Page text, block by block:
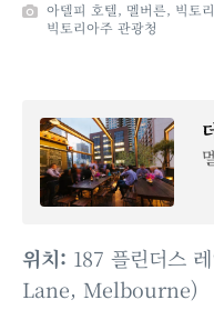
아델피 호텔, 멜버른, 빅토
빅토리아주 관광청
위치: 187 플린더스
Lane, Melbourne)